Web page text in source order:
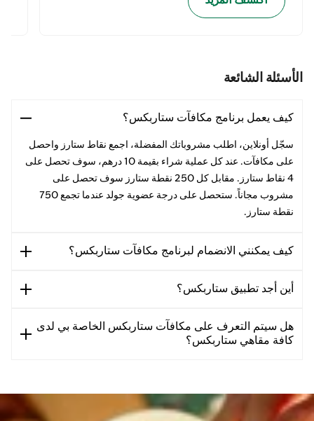
الأسئلة الشائعة
كيف يعمل برنامج مكافآت ستاربكس؟
سجّل أونلاين، اطلب مشروباتك المفضلة، اجمع نقاط ستارز واحصل
على مكافآت. عند كل عملية شراء بقيمة 10 درهم، سوف تحصل على
4 نقاط ستارز. مقابل كل 250 نقطة ستارز سوف تحصل على
مشروب مجاناً. ستحصل على درجة عضوية جولد عندما تجمع 750
نقطة ستارز.
كيف يمكنني الانضمام لبرنامج مكافآت ستاربكس؟
أين أجد تطبيق ستاربكس؟
هل سيتم التعرف على مكافآت ستاربكس الخاصة بي لدى
كافة مقاهي ستاربكس؟